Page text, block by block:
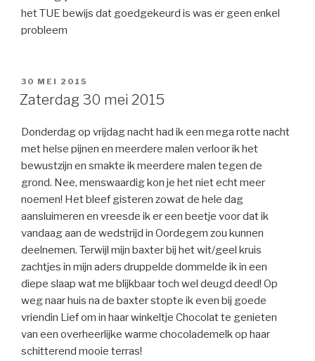
het TUE bewijs dat goedgekeurd is was er geen enkel
probleem
GEPLAATST
OP
30 MEI 2015
Zaterdag 30 mei 2015
Donderdag op vrijdag nacht had ik een mega rotte nacht
met helse pijnen en meerdere malen verloor ik het
bewustzijn en smakte ik meerdere malen tegen de
grond. Nee, menswaardig kon je het niet echt meer
noemen! Het bleef gisteren zowat de hele dag
aansluimeren en vreesde ik er een beetje voor dat ik
vandaag aan de wedstrijd in Oordegem zou kunnen
deelnemen. Terwijl mijn baxter bij het wit/geel kruis
zachtjes in mijn aders druppelde dommelde ik in een
diepe slaap wat me blijkbaar toch wel deugd deed! Op
weg naar huis na de baxter stopte ik even bij goede
vriendin Lief om in haar winkeltje Chocolat te genieten
van een overheerlijke warme chocolademelk op haar
schitterend mooie terras!